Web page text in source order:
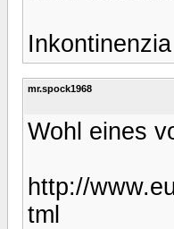
mr.spock1968
Wohl eines
http://
tml